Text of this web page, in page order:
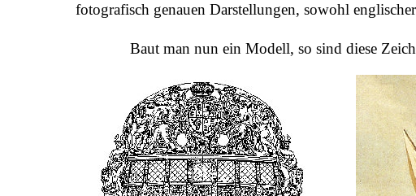
fotografisch genauen Darstellungen, sowohl
Baut man nun ein Modell, so sind diese